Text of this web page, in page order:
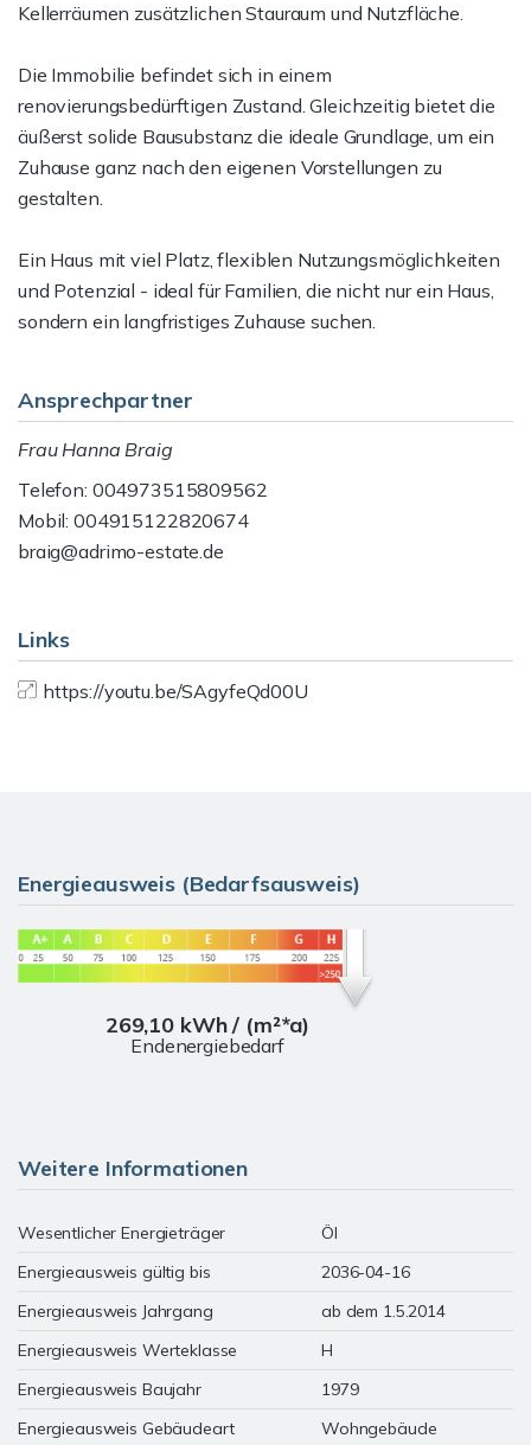
Kellerräumen zusätzlichen Stauraum und Nutzfläche.
Die Immobilie befindet sich in einem
renovierungsbedürftigen Zustand. Gleichzeitig bietet die
äußerst solide Bausubstanz die ideale Grundlage, um ein
Zuhause ganz nach den eigenen Vorstellungen zu
gestalten.
Ein Haus mit viel Platz, flexiblen Nutzungsmöglichkeiten
und Potenzial - ideal für Familien, die nicht nur ein Haus,
sondern ein langfristiges Zuhause suchen.
Ansprechpartner
Frau Hanna Braig
Telefon: 004973515809562
Mobil: 004915122820674
braig@adrimo-estate.de
Links
https://youtu.be/SAgyfeQd00U
Energieausweis (Bedarfsausweis)
269,10 kWh / (m²*a)
Endenergiebedarf
Weitere Informationen
Wesentlicher Energieträger
Öl
Energieausweis gültig bis
2036-04-16
Energieausweis Jahrgang
ab dem 1.5.2014
Energieausweis Werteklasse
H
Energieausweis Baujahr
1979
Energieausweis Gebäudeart
Wohngebäude